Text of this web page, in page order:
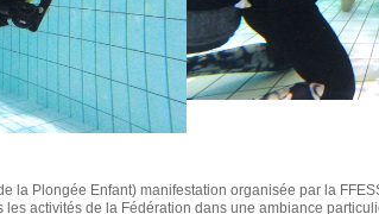
Plongée Enfant) manifestation organisée par la
activités de la Fédération dans une ambiance